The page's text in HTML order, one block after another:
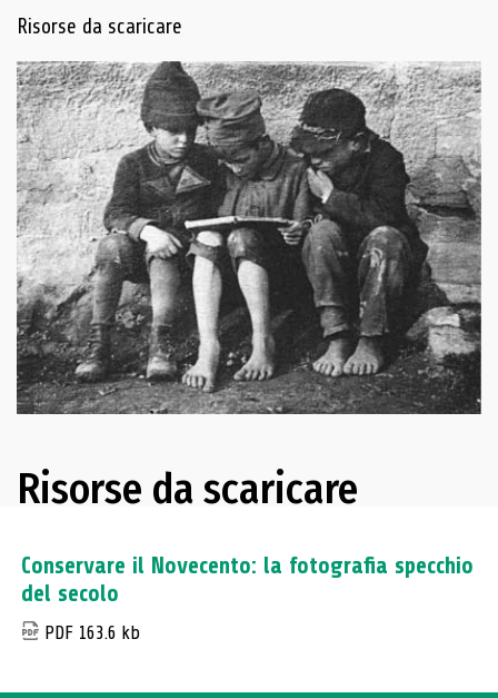
Navigazione delle risorse
Risorse da scaricare
Risorse da scaricare
Conservare il Novecento: la fotografia specchio
del secolo
PDF 163.6 kb